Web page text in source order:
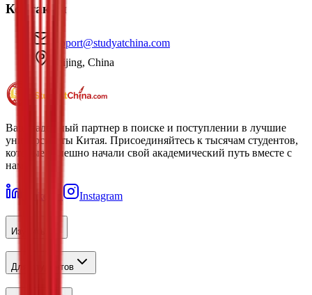
Контакты
support@studyatchina.com
Beijing, China
Ваш надежный партнер в поиске и поступлении в лучшие
университеты Китая. Присоединяйтесь к тысячам студентов,
которые успешно начали свой академический путь вместе с
нами.
LinkedIn Instagram
Изучить
Для студентов